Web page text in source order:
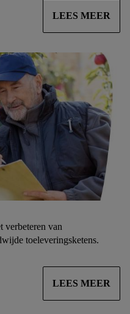
LEES MEER
verbeteren van
toeleveringsketens.
LEES MEER